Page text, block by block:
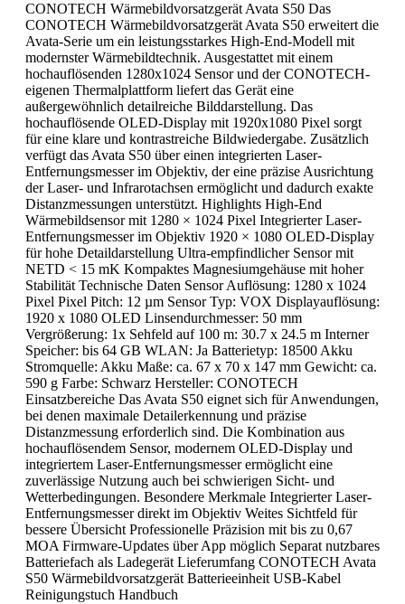
CONOTECH Wärmebildvorsatzgerät Avata S50 Das
CONOTECH Wärmebildvorsatzgerät Avata S50 erweitert die
Avata-Serie um ein leistungsstarkes High-End-Modell mit
modernster Wärmebildtechnik. Ausgestattet mit einem
hochauflösenden 1280x1024 Sensor und der CONOTECH-
eigenen Thermalplattform liefert das Gerät eine
außergewöhnlich detailreiche Bilddarstellung. Das
hochauflösende OLED-Display mit 1920x1080 Pixel sorgt
für eine klare und kontrastreiche Bildwiedergabe. Zusätzlich
verfügt das Avata S50 über einen integrierten Laser-
Entfernungsmesser im Objektiv, der eine präzise Ausrichtung
der Laser- und Infrarotachsen ermöglicht und dadurch exakte
Distanzmessungen unterstützt. Highlights High-End
Wärmebildsensor mit 1280 × 1024 Pixel Integrierter Laser-
Entfernungsmesser im Objektiv 1920 × 1080 OLED-Display
für hohe Detaildarstellung Ultra-empfindlicher Sensor mit
NETD < 15 mK Kompaktes Magnesiumgehäuse mit hoher
Stabilität Technische Daten Sensor Auflösung: 1280 x 1024
Pixel Pixel Pitch: 12 µm Sensor Typ: VOX Displayauflösung:
1920 x 1080 OLED Linsendurchmesser: 50 mm
Vergrößerung: 1x Sehfeld auf 100 m: 30.7 x 24.5 m Interner
Speicher: bis 64 GB WLAN: Ja Batterietyp: 18500 Akku
Stromquelle: Akku Maße: ca. 67 x 70 x 147 mm Gewicht: ca.
590 g Farbe: Schwarz Hersteller: CONOTECH
Einsatzbereiche Das Avata S50 eignet sich für Anwendungen,
bei denen maximale Detailerkennung und präzise
Distanzmessung erforderlich sind. Die Kombination aus
hochauflösendem Sensor, modernem OLED-Display und
integriertem Laser-Entfernungsmesser ermöglicht eine
zuverlässige Nutzung auch bei schwierigen Sicht- und
Wetterbedingungen. Besondere Merkmale Integrierter Laser-
Entfernungsmesser direkt im Objektiv Weites Sichtfeld für
bessere Übersicht Professionelle Präzision mit bis zu 0,67
MOA Firmware-Updates über App möglich Separat nutzbares
Batteriefach als Ladegerät Lieferumfang CONOTECH Avata
S50 Wärmebildvorsatzgerät Batterieeinheit USB-Kabel
Reinigungstuch Handbuch